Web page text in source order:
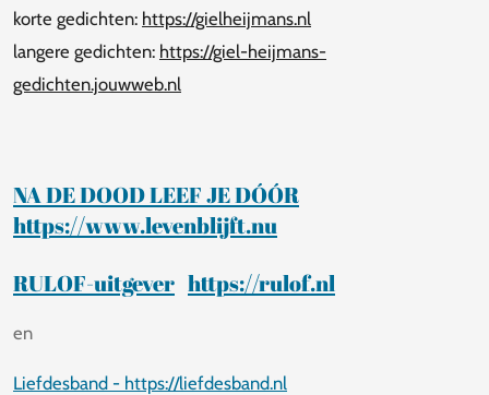
korte gedichten: https://gielheijmans.nl
langere gedichten: https://giel-heijmans-
gedichten.jouwweb.nl
NA DE DOOD LEEF JE DÓÓR
https://www.levenblijft.nu
RULOF-uitgever https://rulof.nl
en
Liefdesband - https://liefdesband.nl